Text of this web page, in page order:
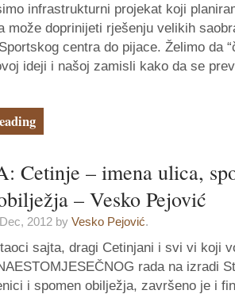
infrastrukturni projekat koji
može doprinijeti rješenju velikih
centra do pijace. Želimo da
ideji i našoj zamisli kako da se
Cetinje – imena ulica,
– Vesko Pejović
2012 by Vesko Pejović.
sajta, dragi Cetinjani i svi vi koji
rada na izradi
i spomen obilježja, završeno je i